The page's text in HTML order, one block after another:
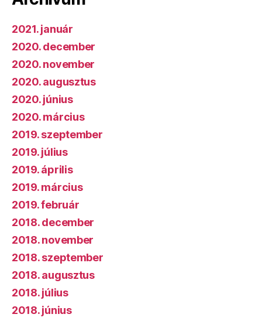
2021. január
2020. december
2020. november
2020. augusztus
2020. június
2020. március
2019. szeptember
2019. július
2019. április
2019. március
2019. február
2018. december
2018. november
2018. szeptember
2018. augusztus
2018. július
2018. június